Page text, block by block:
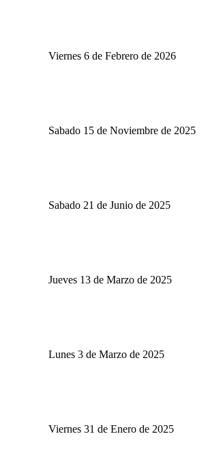
Viernes 6 de Febrero de 2026
Sabado 15 de Noviembre de 2025
Sabado 21 de Junio de 2025
Jueves 13 de Marzo de 2025
Lunes 3 de Marzo de 2025
Viernes 31 de Enero de 2025